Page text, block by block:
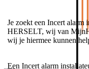
Je zoekt een Incert alarm
HERSELT, wij van
wij je hiermee kunnen
Een Incert alarm